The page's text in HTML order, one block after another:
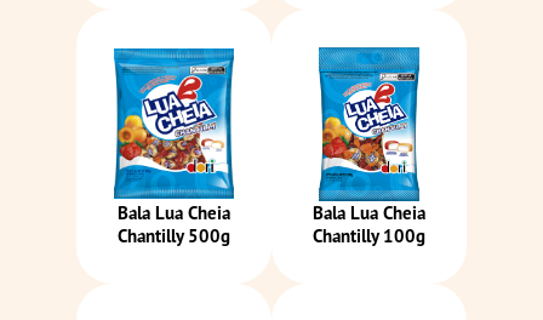
Bala Lua Cheia
Chantilly 500g
Bala Lua Cheia
Chantilly 100g